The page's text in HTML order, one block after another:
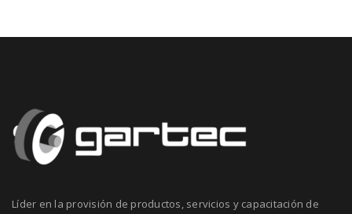
Líder en la provisión de productos, servicios y capacitación de